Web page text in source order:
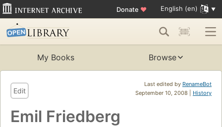
Donate ♥ English (en)
My Books Browse
Last edited by RenameBot
September 10, 2008 | History
Edit
Emil Friedberg